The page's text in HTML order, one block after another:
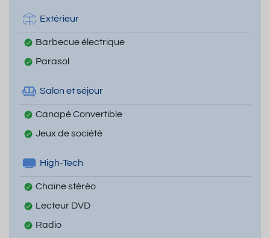
Extérieur
Barbecue électrique
Parasol
Salon et séjour
Canapé Convertible
Jeux de société
High-Tech
Chaine stéréo
Lecteur DVD
Radio